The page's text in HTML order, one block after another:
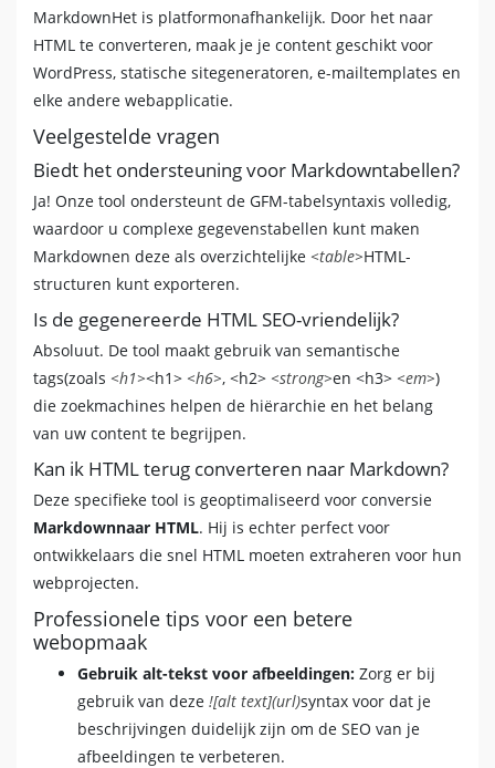
MarkdownHet is platformonafhankelijk. Door het naar
HTML te converteren, maak je je content geschikt voor
WordPress, statische sitegeneratoren, e-mailtemplates en
elke andere webapplicatie.
Veelgestelde vragen
Biedt het ondersteuning voor Markdowntabellen?
Ja! Onze tool ondersteunt de GFM-tabelsyntaxis volledig,
waardoor u complexe gegevenstabellen kunt maken
Markdownen deze als overzichtelijke <table>HTML-
structuren kunt exporteren.
Is de gegenereerde HTML SEO-vriendelijk?
Absoluut. De tool maakt gebruik van semantische
tags(zoals <h1><h1> <h6>, <h2> <strong>en <h3> <em>)
die zoekmachines helpen de hiërarchie en het belang
van uw content te begrijpen.
Kan ik HTML terug converteren naar Markdown?
Deze specifieke tool is geoptimaliseerd voor conversie
Markdownnaar HTML. Hij is echter perfect voor
ontwikkelaars die snel HTML moeten extraheren voor hun
webprojecten.
Professionele tips voor een betere
webopmaak
Gebruik alt-tekst voor afbeeldingen: Zorg er bij
gebruik van deze ![alt text](url)syntax voor dat je
beschrijvingen duidelijk zijn om de SEO van je
afbeeldingen te verbeteren.